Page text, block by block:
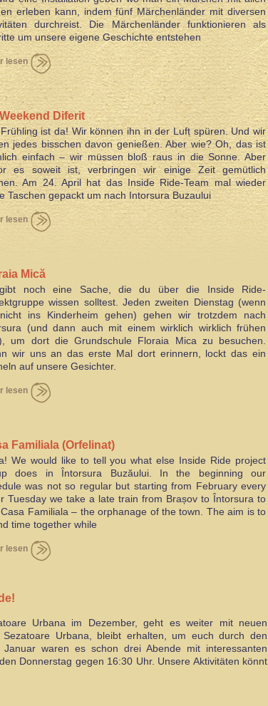
erleben kann, indem fünf Märchenländer mit diversen
durchreist. Die Märchenländer funktionieren als
um unsere eigene Geschichte entstehen
lesen
Diferit
ist da! Wir können ihn in der Luft spüren. Und wir
jedes bisschen davon genießen. Aber wie? Oh, das ist
einfach – wir müssen bloß raus in die Sonne. Aber
es soweit ist, verbringen wir einige Zeit gemütlich
Am 24. April hat das Inside Ride-Team mal wieder
Taschen gepackt um nach Intorsura Buzaului
lesen
Mică
noch eine Sache, die du über die Inside Ride-
wissen solltest. Jeden zweiten Dienstag (wenn
ins Kinderheim gehen) gehen wir trotzdem nach
(und dann auch mit einem wirklich wirklich frühen
um dort die Grundschule Floraia Mica zu besuchen.
wir uns an das erste Mal dort erinnern, lockt das ein
auf unsere Gesichter.
lesen
Familiala (Orfelinat)
We would like to tell you what else Inside Ride project
does in Întorsura Buzăului. In the beginning our
was not so regular but starting from February every
Tuesday we take a late train from Brașov to Întorsura to
Familiala – the orphanage of the town. The aim is to
time together while
lesen
Urbana im Dezember, geht es weiter mit neuen
Urbana, bleibt erhalten, um euch durch den
waren es schon drei Abende mit interessanten
Donnerstag gegen 16:30 Uhr. Unsere Aktivitäten könnt